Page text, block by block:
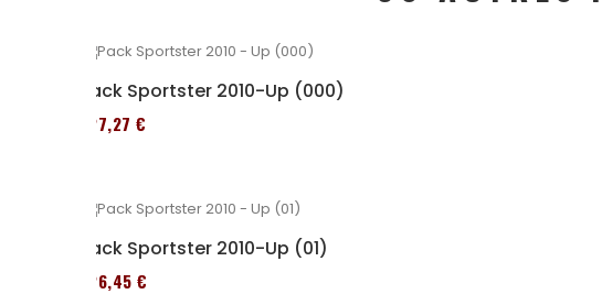
Pack Sportster 2010-Up (000)
227,27 €
Pack Sportster 2010-Up (01)
326,45 €